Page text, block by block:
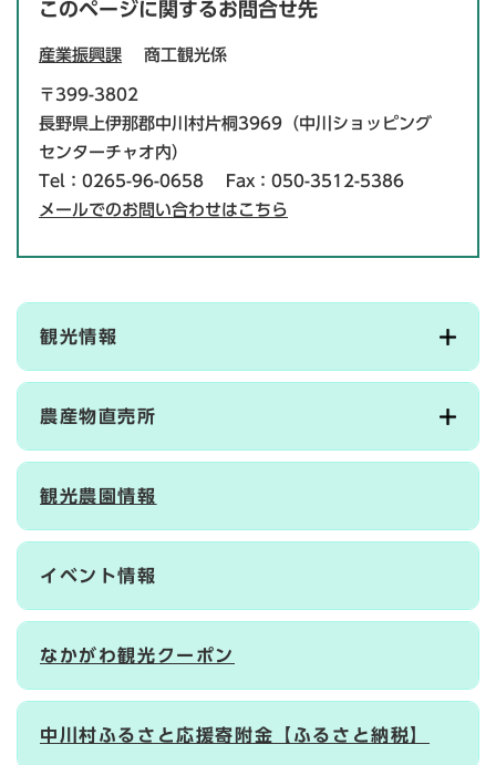
このページに関するお問合せ先
産業振興課 商工観光係
〒399-3802
長野県上伊那郡中川村片桐3969（中川ショッピング
センターチャオ内）
Tel：0265-96-0658
Fax：050-3512-5386
メールでのお問い合わせはこちら
観光情報
農産物直売所
観光農園情報
イベント情報
なかがわ観光クーポン
中川村ふるさと応援寄附金【ふるさと納税】